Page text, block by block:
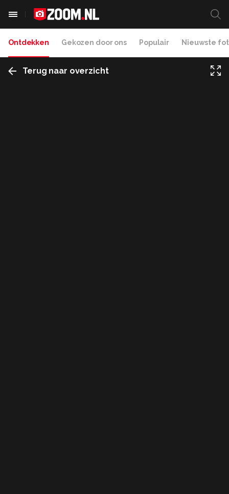
Ontdekken Gekozen door ons Populair Nieuwste
Terug naar overzicht